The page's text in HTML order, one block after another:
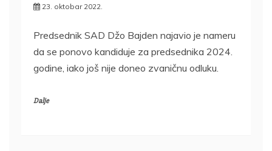
23. oktobar 2022.
Predsednik SAD Džo Bajden najavio je nameru
da se ponovo kandiduje za predsednika 2024.
godine, iako još nije doneo zvaničnu odluku.
Dalje